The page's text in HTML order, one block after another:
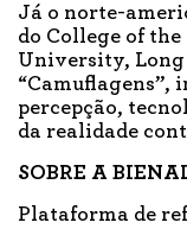
Já o norte-
do College of
University, Long
“Camuflagens”,
percepção,
da realidade
SOBRE A
Plataforma de